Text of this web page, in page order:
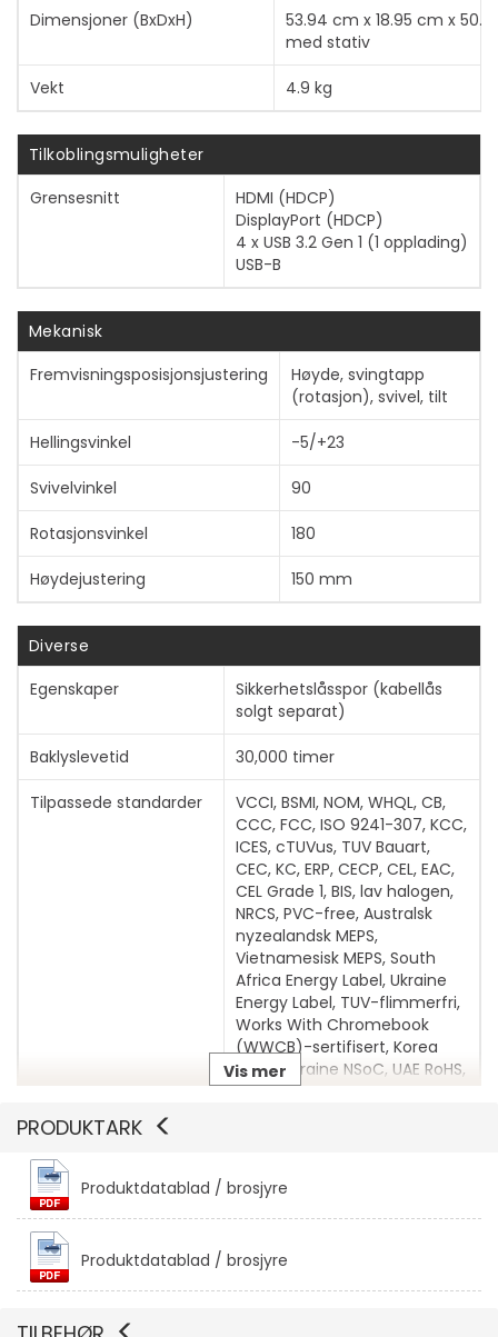
Vis mer
Dimensjoner (BxDxH)
53.94 cm x 18.95 cm x
med stativ
Vekt 4.9 kg
Tilkoblingsmuligheter
Grensesnitt
HDMI (HDCP)
DisplayPort (HDCP)
4 x USB 3.2 Gen 1 (1 opplading)
USB-B
Mekanisk
Fremvisningsposisjonsjustering
Høyde, svingtapp
(rotasjon), svivel, tilt
Hellingsvinkel -5/+23
Svivelvinkel 90
Rotasjonsvinkel 180
Høydejustering 150 mm
Diverse
Egenskaper
Sikkerhetslåsspor (kabellås
solgt separat)
Baklyslevetid 30,000 timer
Tilpassede standarder
VCCI, BSMI, NOM, WHQL, CB,
CCC, FCC, ISO 9241-307, KCC,
ICES, cTUVus, TUV Bauart,
CEC, KC, ERP, CECP, CEL, EAC,
CEL Grade 1, BIS, lav halogen,
NRCS, PVC-free, Australsk
nyzealandsk MEPS,
Vietnamesisk MEPS, South
Africa Energy Label, Ukraine
Energy Label, TUV-flimmerfri,
Works With Chromebook
(WWCB)-sertifisert, Korea
MEPS, Ukraine NSoC, UAE RoHS,
Ukraine CoC, Eyesafe
Lokalisering
Sikkerhetssportype Kensington-sikkerhetsspor
Strømforsyning
Vis mer
PRODUKTARK
Produktdatablad / brosjyre
Produktdatablad / brosjyre